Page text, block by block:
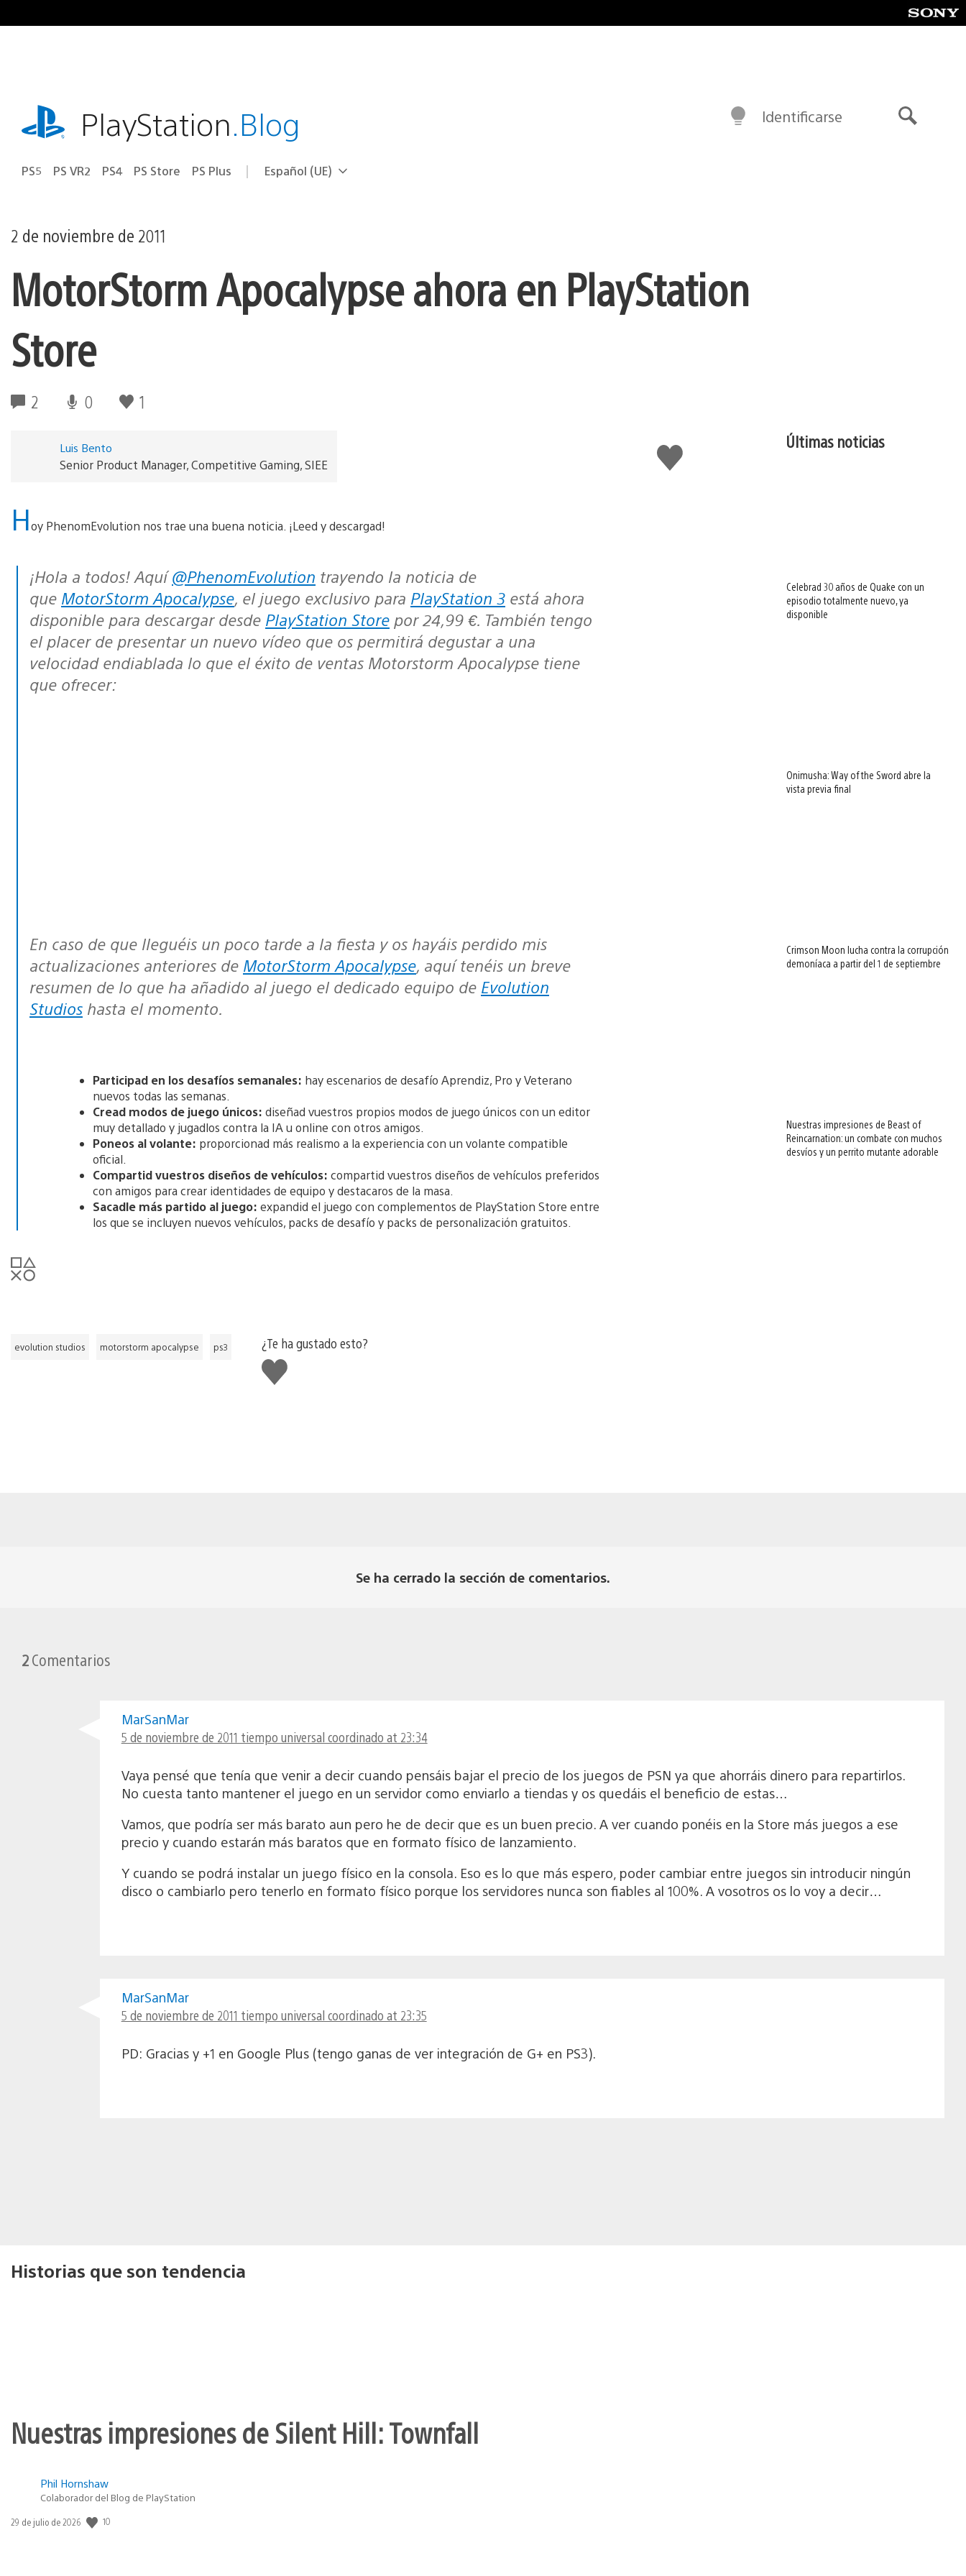
al
playstation.comPlayStation.Blog
PS5 PS VR2 PS4 PS Store PS Plus Selecciona
Región
Español (UE)
Identificarse
2 de noviembre de 2011
MotorStorm Apocalypse ahora en PlayStation
Store
2 0 1
Me
gusta
Luis Bento
Senior Product Manager, Competitive Gaming, SIEE
Hoy PhenomEvolution nos trae una buena noticia. ¡Leed y descargad!
¡Hola a todos! Aquí@PhenomEvolution trayendo la noticia de
que MotorStorm Apocalypse, el juego exclusivo para PlayStation 3 está ahora
disponible para descargar desde PlayStation Store por 24,99 €. También tengo
el placer de presentar un nuevo vídeo que os permitirá degustar a una
velocidad endiablada lo que el éxito de ventas Motorstorm Apocalypse tiene
que ofrecer:
En caso de que lleguéis un poco tarde a la fiesta y os hayáis perdido mis
actualizaciones anteriores de MotorStorm Apocalypse, aquí tenéis un breve
resumen de lo que ha añadido al juego el dedicado equipo de Evolution
Studios hasta el momento.
Participad en los desafíos semanales: hay escenarios de desafío Aprendiz, Pro y Veterano
nuevos todas las semanas.
Cread modos de juego únicos: diseñad vuestros propios modos de juego únicos con un editor
muy detallado y jugadlos contra la IA u online con otros amigos.
Poneos al volante: proporcionad más realismo a la experiencia con un volante compatible
oficial.
Compartid vuestros diseños de vehículos: compartid vuestros diseños de vehículos preferidos
con amigos para crear identidades de equipo y destacaros de la masa.
Sacadle más partido al juego: expandid el juego con complementos de PlayStation Store entre
los que se incluyen nuevos vehículos, packs de desafío y packs de personalización gratuitos.
evolution studios motorstorm apocalypse ps3
¿Te ha gustado esto?
Me
gusta
Últimas noticias
Celebrad 30 años de Quake con un
episodio totalmente nuevo, ya
disponible
Onimusha: Way of the Sword abre la
vista previa final
Crimson Moon lucha contra la corrupción
demoníaca a partir del 1 de septiembre
Nuestras impresiones de Beast of
Reincarnation: un combate con muchos
desvíos y un perrito mutante adorable
Se ha cerrado la sección de comentarios.
2Comentarios
MarSanMar
5 de noviembre de 2011 tiempo universal coordinado at 23:34
Vaya pensé que tenía que venir a decir cuando pensáis bajar el precio de los juegos de PSN ya que ahorráis dinero para repartirlos.
No cuesta tanto mantener el juego en un servidor como enviarlo a tiendas y os quedáis el beneficio de estas…
Vamos, que podría ser más barato aun pero he de decir que es un buen precio. A ver cuando ponéis en la Store más juegos a ese
precio y cuando estarán más baratos que en formato físico de lanzamiento.
Y cuando se podrá instalar un juego físico en la consola. Eso es lo que más espero, poder cambiar entre juegos sin introducir ningún
disco o cambiarlo pero tenerlo en formato físico porque los servidores nunca son fiables al 100%. A vosotros os lo voy a decir…
MarSanMar
5 de noviembre de 2011 tiempo universal coordinado at 23:35
PD: Gracias y +1 en Google Plus (tengo ganas de ver integración de G+ en PS3).
Historias que son tendencia
Nuestras impresiones de Silent Hill: Townfall
Phil Hornshaw
Colaborador del Blog de PlayStation
Fecha
29 de julio de 2026 10